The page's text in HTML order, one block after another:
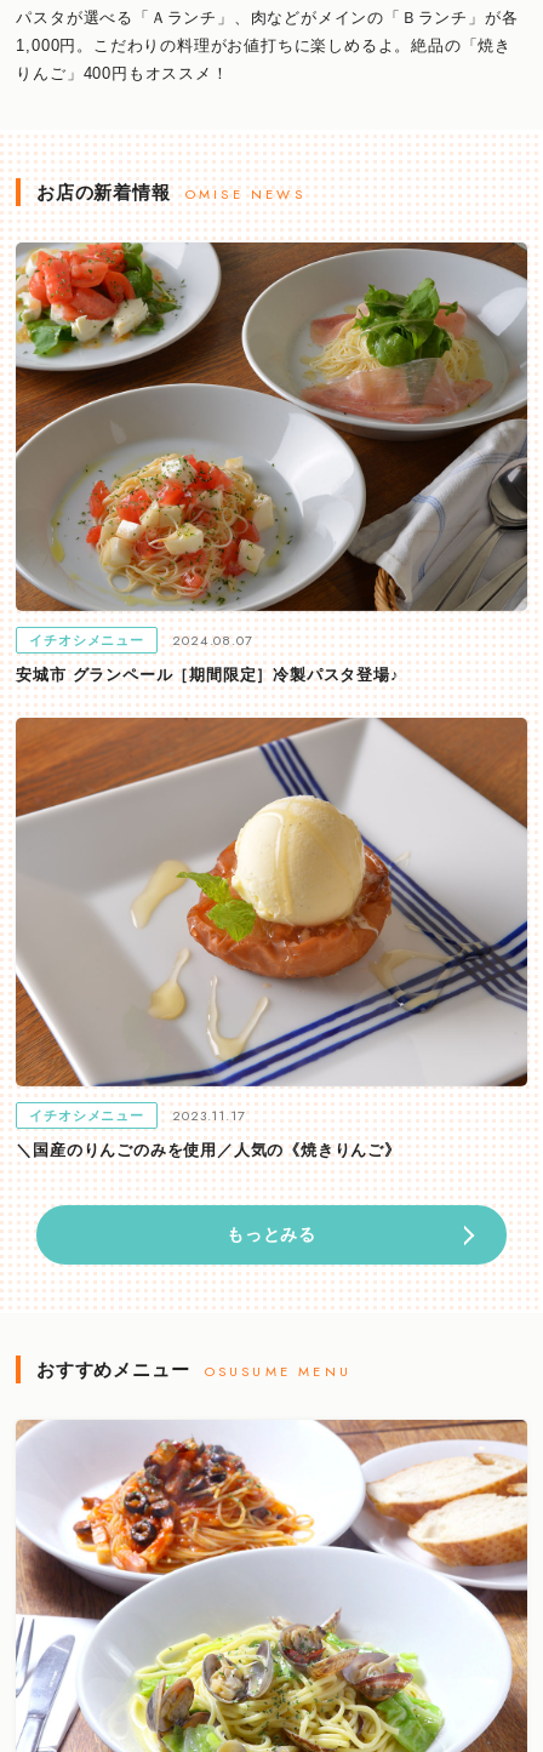
パスタが選べる「Ａランチ」、肉などがメインの「Ｂランチ」が各
1,000円。こだわりの料理がお値打ちに楽しめるよ。絶品の「焼き
りんご」400円もオススメ！
お店の新着情報 OMISE NEWS
イチオシメニュー 2024.08.07
安城市 グランペール［期間限定］冷製パスタ登場♪
イチオシメニュー 2023.11.17
＼国産のりんごのみを使用／人気の《焼きりんご》
もっとみる
おすすめメニュー OSUSUME MENU